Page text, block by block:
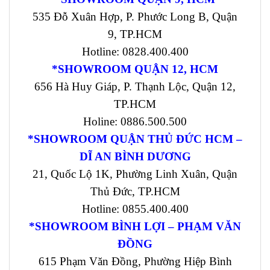
535 Đỗ Xuân Hợp, P. Phước Long B, Quận
9, TP.HCM
Hotline: 0828.400.400
*SHOWROOM QUẬN 12, HCM
656 Hà Huy Giáp, P. Thạnh Lộc, Quận 12,
TP.HCM
Holine: 0886.500.500
*SHOWROOM QUẬN THỦ ĐỨC HCM –
DĨ AN BÌNH DƯƠNG
21, Quốc Lộ 1K, Phường Linh Xuân, Quận
Thủ Đức, TP.HCM
Hotline: 0855.400.400
*SHOWROOM BÌNH LỢI – PHẠM VĂN
ĐỒNG
615 Phạm Văn Đồng, Phường Hiệp Bình